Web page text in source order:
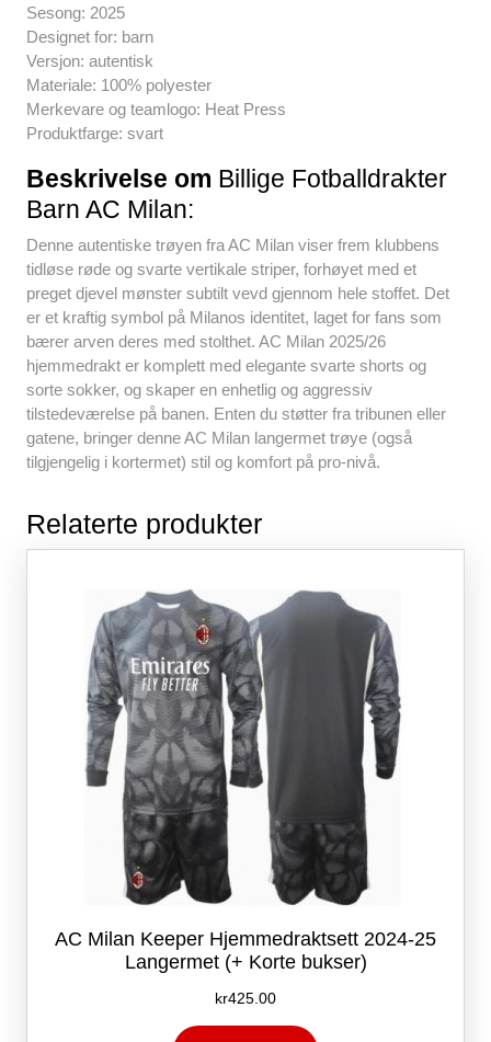
Sesong: 2025
Designet for: barn
Versjon: autentisk
Materiale: 100% polyester
Merkevare og teamlogo: Heat Press
Produktfarge: svart
Beskrivelse om Billige Fotballdrakter
Barn AC Milan:
Denne autentiske trøyen fra AC Milan viser frem klubbens
tidløse røde og svarte vertikale striper, forhøyet med et
preget djevel mønster subtilt vevd gjennom hele stoffet. Det
er et kraftig symbol på Milanos identitet, laget for fans som
bærer arven deres med stolthet. AC Milan 2025/26
hjemmedrakt er komplett med elegante svarte shorts og
sorte sokker, og skaper en enhetlig og aggressiv
tilstedeværelse på banen. Enten du støtter fra tribunen eller
gatene, bringer denne AC Milan langermet trøye (også
tilgjengelig i kortermet) stil og komfort på pro-nivå.
Relaterte produkter
AC Milan Keeper Hjemmedraktsett 2024-25
Langermet (+ Korte bukser)
kr425.00